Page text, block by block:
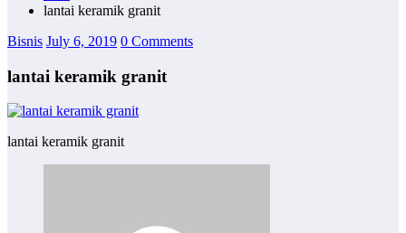
lantai keramik granit
Bisnis July 6, 2019 0 Comments
lantai keramik granit
lantai keramik granit